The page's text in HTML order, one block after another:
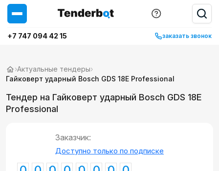
+7 747 094 42 15 заказать звонок
›Актуальные тендеры›
Гайковерт ударный Bosch GDS 18E Professional
Тендер на Гайковерт ударный Bosch GDS 18E
Professional
Заказчик:
Доступно только по подписке